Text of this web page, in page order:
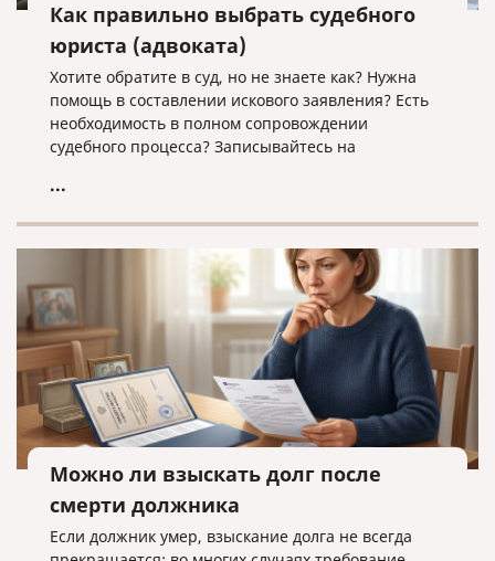
Как правильно выбрать судебного
юриста (адвоката)
Хотите обратите в суд, но не знаете как? Нужна
помощь в составлении искового заявления? Есть
необходимость в полном сопровождении
судебного процесса? Записывайтесь на
cлово» по адресу law@pravoislovo.ru
...
Можно ли взыскать долг после
смерти должника
Если должник умер, взыскание долга не всегда